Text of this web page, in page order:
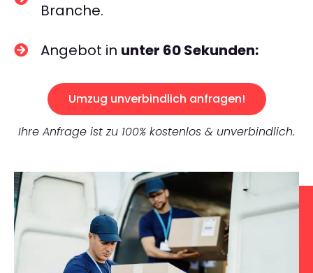
Branche.
Angebot in unter 60 Sekunden:
Umzug unverbindlich anfragen!
Ihre Anfrage ist zu 100% kostenlos & unverbindlich.